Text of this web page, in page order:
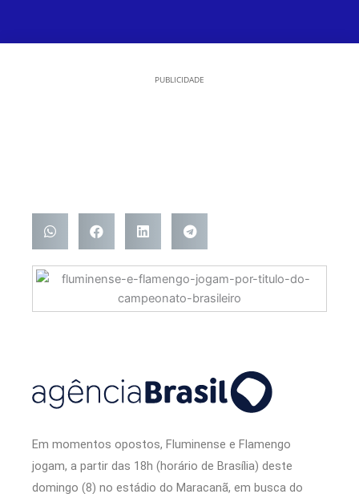
PUBLICIDADE
Em momentos opostos, Fluminense e Flamengo
jogam, a partir das 18h (horário de Brasília) deste
domingo (8) no estádio do Maracanã, em busca do